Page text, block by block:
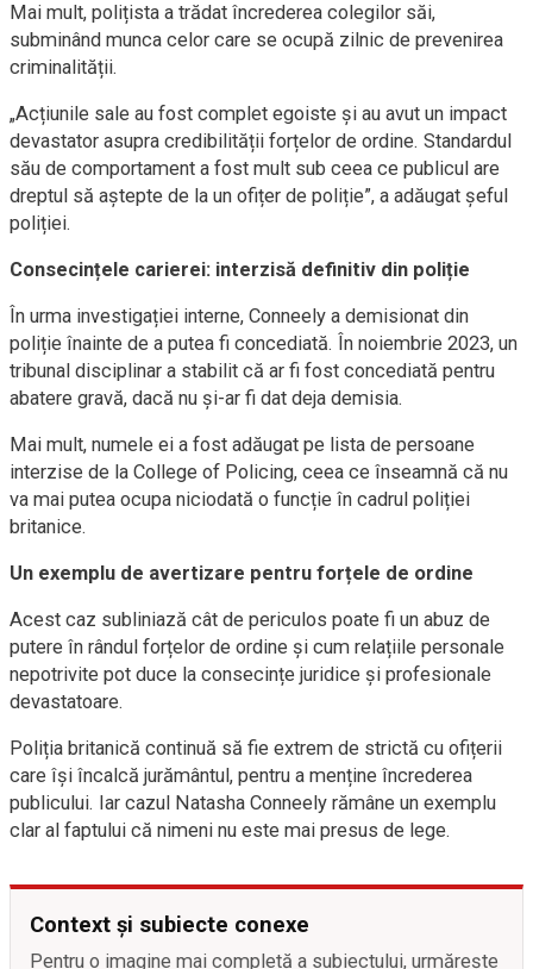
Mai mult, polițista a trădat încrederea colegilor săi,
subminând munca celor care se ocupă zilnic de prevenirea
criminalității.
„Acțiunile sale au fost complet egoiste și au avut un impact
devastator asupra credibilității forțelor de ordine. Standardul
său de comportament a fost mult sub ceea ce publicul are
dreptul să aștepte de la un ofițer de poliție”, a adăugat șeful
poliției.
Consecințele carierei: interzisă definitiv din poliție
În urma investigației interne, Conneely a demisionat din
poliție înainte de a putea fi concediată. În noiembrie 2023, un
tribunal disciplinar a stabilit că ar fi fost concediată pentru
abatere gravă, dacă nu și-ar fi dat deja demisia.
Mai mult, numele ei a fost adăugat pe lista de persoane
interzise de la College of Policing, ceea ce înseamnă că nu
va mai putea ocupa niciodată o funcție în cadrul poliției
britanice.
Un exemplu de avertizare pentru forțele de ordine
Acest caz subliniază cât de periculos poate fi un abuz de
putere în rândul forțelor de ordine și cum relațiile personale
nepotrivite pot duce la consecințe juridice și profesionale
devastatoare.
Poliția britanică continuă să fie extrem de strictă cu ofițerii
care își încalcă jurământul, pentru a menține încrederea
publicului. Iar cazul Natasha Conneely rămâne un exemplu
clar al faptului că nimeni nu este mai presus de lege.
Context și subiecte conexe
Pentru o imagine mai completă a subiectului, urmărește